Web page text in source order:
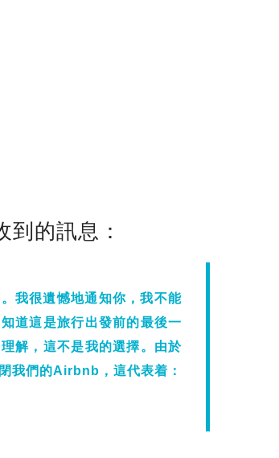
的訊息：
我很遺憾地通知你，我不能
道這是旅行出發前的最後一
解，這不是我的選擇。由於
我們的Airbnb，這代表着：